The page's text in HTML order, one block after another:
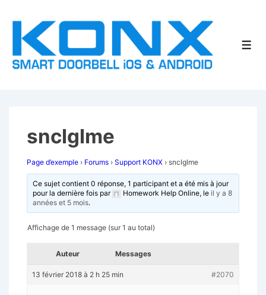
passer
contenu
snclglme
Page d’exemple › Forums › Support KONX › snclglme
Ce sujet contient 0 réponse, 1 participant et a été mis à jour
pour la dernière fois par
Homework Help Online, leil y a 8
années et 5 mois.
Affichage de 1 message (sur 1 au total)
Auteur Messages
13 février 2018 à 2 h 25 min #2070